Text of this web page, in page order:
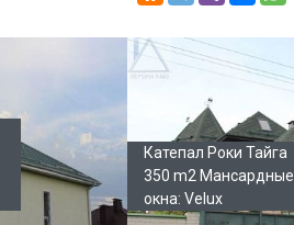
Катепал Роки Тайга
350 m2 Мансардные
окна: Velux